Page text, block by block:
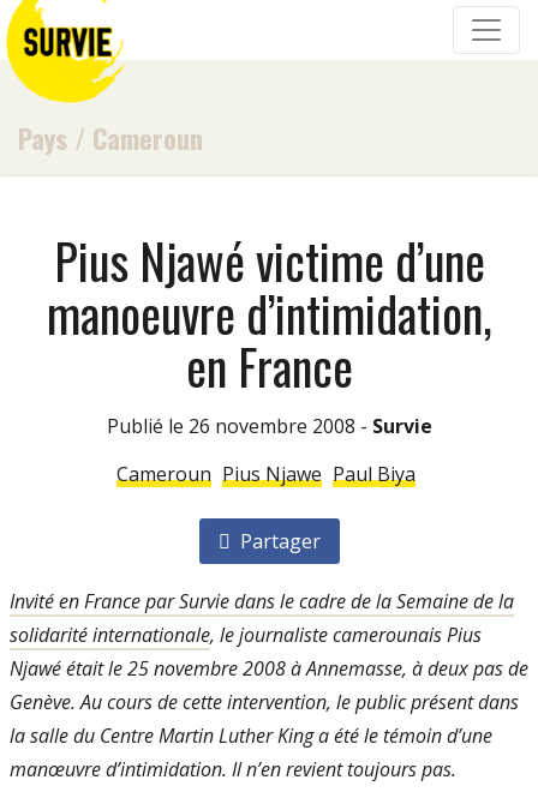
Pays / Cameroun
Pius Njawé victime d’une
manoeuvre d’intimidation,
en France
Publié le 26 novembre 2008 - Survie
Cameroun Pius Njawe Paul Biya
Partager
Invité en France par Survie dans le cadre de la Semaine de la
solidarité internationale, le journaliste camerounais Pius
Njawé était le 25 novembre 2008 à Annemasse, à deux pas de
Genève. Au cours de cette intervention, le public présent dans
la salle du Centre Martin Luther King a été le témoin d’une
manœuvre d’intimidation. Il n’en revient toujours pas.